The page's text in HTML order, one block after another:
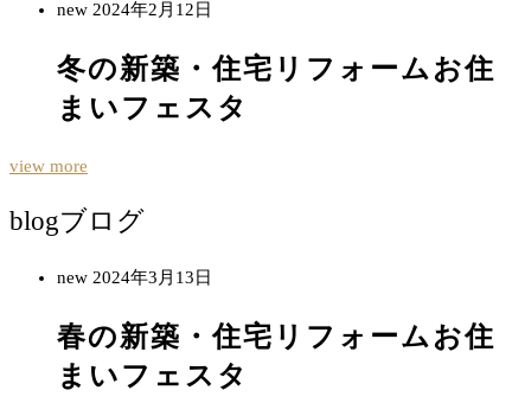
new 2024年2月12日
冬の新築・住宅リフォームお住
まいフェスタ
view more
blogブログ
new 2024年3月13日
春の新築・住宅リフォームお住
まいフェスタ